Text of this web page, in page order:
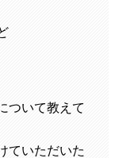
ついて教えて
ていただいた